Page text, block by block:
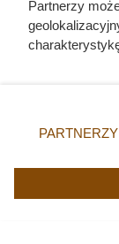
Jako
kilkoma
Partnerzy
zmienić/
znajdujący
użytkownika,
przetwarzaniu.
PARTNERZY